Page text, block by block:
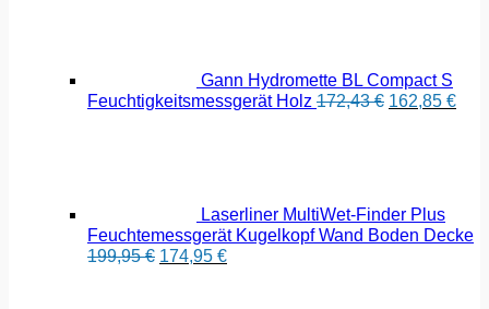
Gann Hydromette BL Compact S
Feuchtigkeitsmessgerät Holz 172,43€ 162,85 €
Laserliner MultiWet-Finder Plus
Feuchtemessgerät Kugelkopf Wand Boden Decke
199,95€ Ursprünglicher
174,95 €Aktueller